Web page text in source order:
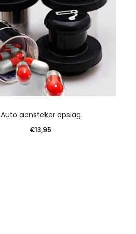
Auto aansteker opslag
€13,95